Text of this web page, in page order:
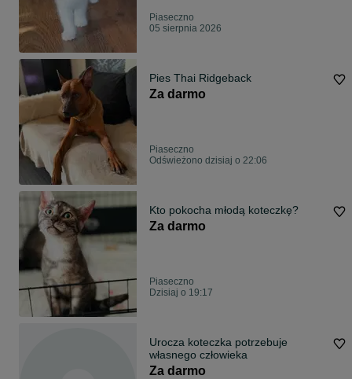
Piaseczno
05 sierpnia 2026
Pies Thai Ridgeback
Za darmo
Piaseczno
Odświeżono dzisiaj o 22:06
Kto pokocha młodą koteczkę?
Za darmo
Piaseczno
Dzisiaj o 19:17
Urocza koteczka potrzebuje
własnego człowieka
Za darmo